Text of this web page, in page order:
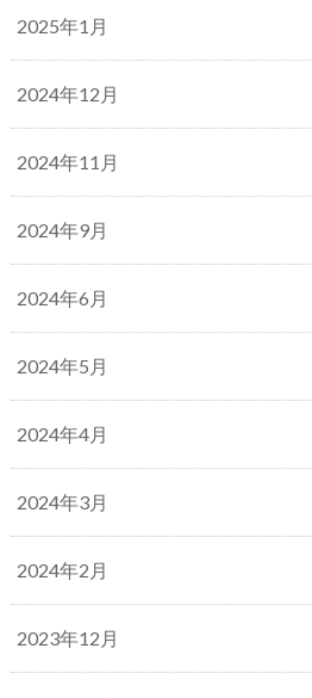
2025年1月
2024年12月
2024年11月
2024年9月
2024年6月
2024年5月
2024年4月
2024年3月
2024年2月
2023年12月